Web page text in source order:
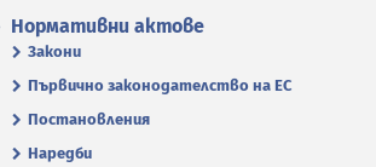
Нормативни актове
Закони
Първично законодателство на ЕС
Постановления
Наредби